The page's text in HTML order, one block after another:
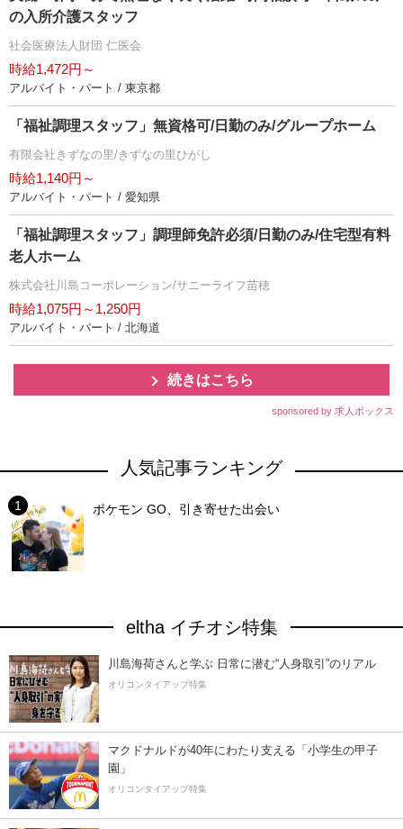
の入所介護スタッフ
社会医療法人財団 仁医会
時給1,472円～
アルバイト・パート / 東京都
「福祉調理スタッフ」無資格可/日勤のみ/グループホーム
有限会社きずなの里/きずなの里ひがし
時給1,140円～
アルバイト・パート / 愛知県
「福祉調理スタッフ」調理師免許必須/日勤のみ/住宅型有料
老人ホーム
株式会社川島コーポレーション/サニーライフ苗穂
時給1,075円～1,250円
アルバイト・パート / 北海道
続きはこちら
sponsored by 求人ボックス
人気記事ランキング
ポケモン GO、引き寄せた出会い
eltha イチオシ特集
川島海荷さんと学ぶ 日常に潜む“人身取引”のリアル
オリコンタイアップ特集
マクドナルドが40年にわたり支える「小学生の甲子
園」
オリコンタイアップ特集